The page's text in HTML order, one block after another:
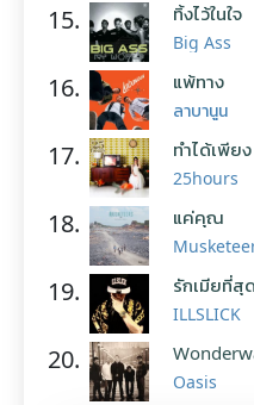
15. ทิ้งไว้ในใจ
Big Ass
16. แพ้ทาง
ลาบานูน
17. ทำได้เพียง
25hours
18. แค่คุณ
19. รักเมียที่สุ
ILLSLICK
20.
Oasis